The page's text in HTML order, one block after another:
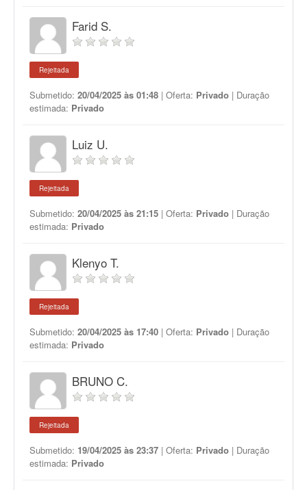
Farid S.
Rejeitada
Submetido: 20/04/2025 às 01:48 | Oferta: Privado | Duração
estimada: Privado
Luiz U.
Rejeitada
Submetido: 20/04/2025 às 21:15 | Oferta: Privado | Duração
estimada: Privado
Klenyo T.
Rejeitada
Submetido: 20/04/2025 às 17:40 | Oferta: Privado | Duração
estimada: Privado
BRUNO C.
Rejeitada
Submetido: 19/04/2025 às 23:37 | Oferta: Privado | Duração
estimada: Privado